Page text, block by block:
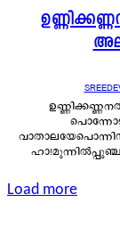
Load more